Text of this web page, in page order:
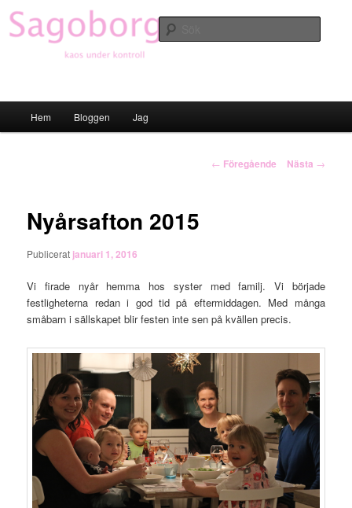
Hoppa
till
primärt
Hem Bloggen Jag
Inläggsnavigering
← Föregående Nästa →
Nyårsafton 2015
Publicerat januari 1, 2016
Vi firade nyår hemma hos syster med familj. Vi började
festligheterna redan i god tid på eftermiddagen. Med många
småbarn i sällskapet blir festen inte sen på kvällen precis.